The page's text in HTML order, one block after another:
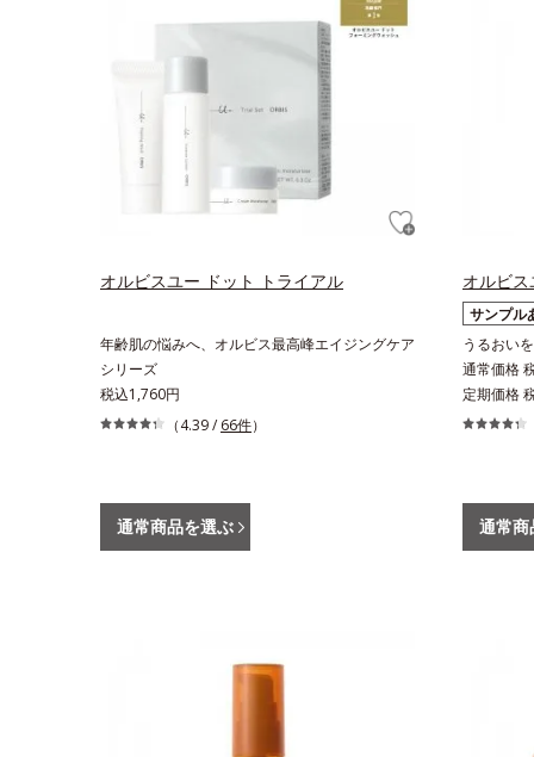
オルビスユー ドット トライアル
年齢肌の悩みへ、オルビス最高峰エイジングケア
シリーズ
税込1,760円
（4.39 / 66件）
通常商品を選ぶ
オルビ
サンプル
うるおい
通常価格
定期価格
通常商